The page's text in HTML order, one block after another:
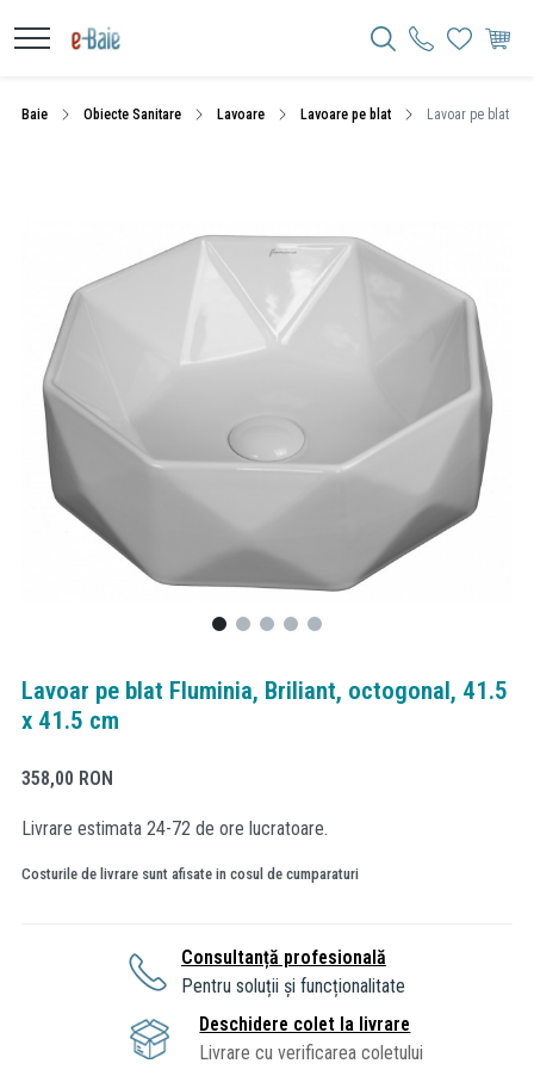
Baie Obiecte Sanitare Lavoare Lavoare pe blat Lavoar pe blat
Lavoar pe blat Fluminia, Briliant, octogonal, 41.5
x 41.5 cm
358,00 RON
Livrare estimata 24-72 de ore lucratoare.
Costurile de livrare sunt afisate in cosul de cumparaturi
Consultanță profesională
Pentru soluții și funcționalitate
Deschidere colet la livrare
Livrare cu verificarea coletului